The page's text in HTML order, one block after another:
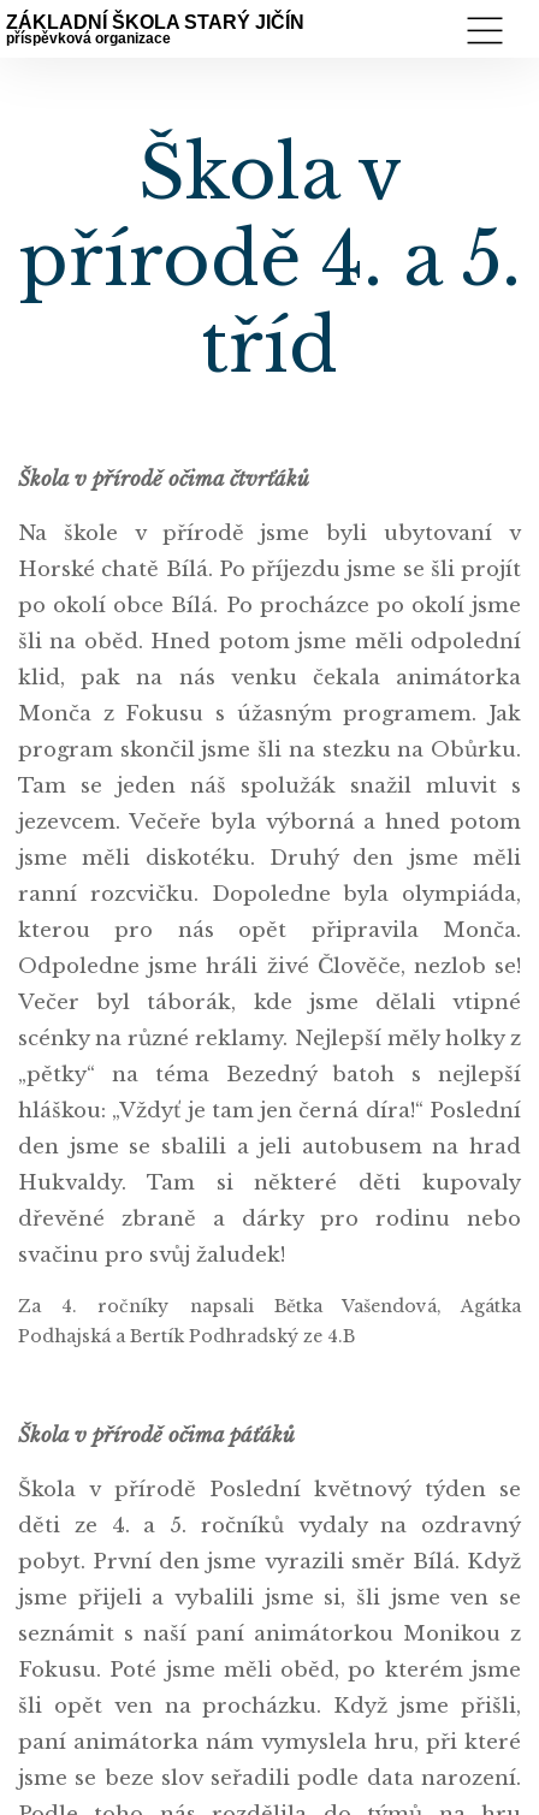
ZÁKLADNÍ ŠKOLA STARÝ JIČÍN
příspěvková organizace
Škola v
přírodě 4. a 5.
tříd
Škola v přírodě očima čtvrťáků
Na škole v přírodě jsme byli ubytovaní v
Horské chatě Bílá. Po příjezdu jsme se šli projít
po okolí obce Bílá. Po procházce po okolí jsme
šli na oběd. Hned potom jsme měli odpolední
klid, pak na nás venku čekala animátorka
Monča z Fokusu s úžasným programem. Jak
program skončil jsme šli na stezku na Obůrku.
Tam se jeden náš spolužák snažil mluvit s
jezevcem. Večeře byla výborná a hned potom
jsme měli diskotéku. Druhý den jsme měli
ranní rozcvičku. Dopoledne byla olympiáda,
kterou pro nás opět připravila Monča.
Odpoledne jsme hráli živé Člověče, nezlob se!
Večer byl táborák, kde jsme dělali vtipné
scénky na různé reklamy. Nejlepší měly holky z
„pětky“ na téma Bezedný batoh s nejlepší
hláškou: „Vždyť je tam jen černá díra!“ Poslední
den jsme se sbalili a jeli autobusem na hrad
Hukvaldy. Tam si některé děti kupovaly
dřevěné zbraně a dárky pro rodinu nebo
svačinu pro svůj žaludek!
Za 4. ročníky napsali Bětka Vašendová, Agátka
Podhajská a Bertík Podhradský ze 4.B
Škola v přírodě očima páťáků
Škola v přírodě Poslední květnový týden se
děti ze 4. a 5. ročníků vydaly na ozdravný
pobyt. První den jsme vyrazili směr Bílá. Když
jsme přijeli a vybalili jsme si, šli jsme ven se
seznámit s naší paní animátorkou Monikou z
Fokusu. Poté jsme měli oběd, po kterém jsme
šli opět ven na procházku. Když jsme přišli,
paní animátorka nám vymyslela hru, při které
jsme se beze slov seřadili podle data narození.